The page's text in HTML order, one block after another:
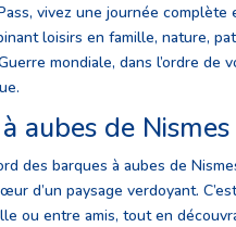
vivez une journée complète
loisirs en famille, nature,
mondiale, dans l’ordre de
aubes de Nismes
des barques à aubes de
d’un paysage verdoyant.
ou entre amis, tout en